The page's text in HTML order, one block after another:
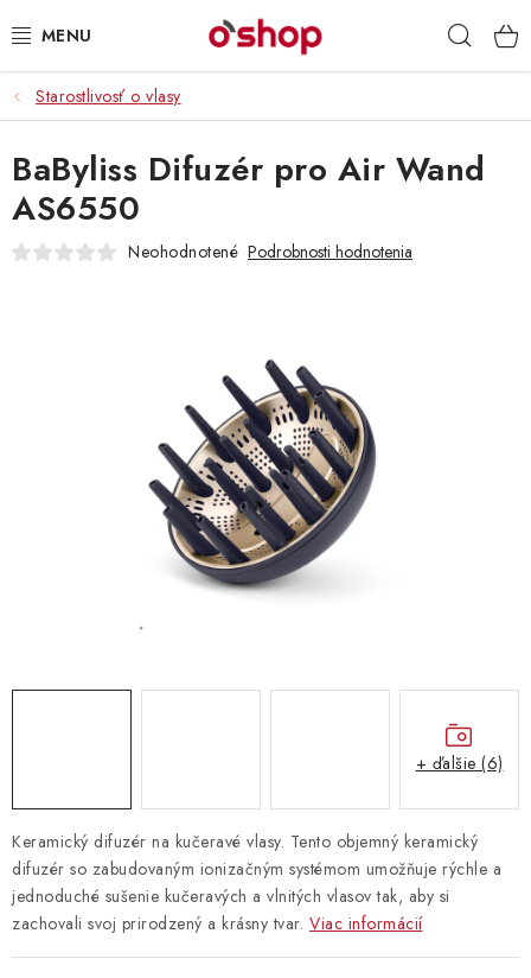
na
OSOBNÁ STAROSTLIVOSŤ
POTRAVINY
HRAČKY 🧸
Obchodné podmienky
Podmienky ochrany osobných údajov
Servis a reklamácia
Kontakty
Starostlivosť o vlasy
Keramický difuzér na kučeravé vlasy. Tento objemný keramický
difuzér so zabudovaným ionizačným systémom umožňuje rýchle a
jednoduché sušenie kučeravých a vlnitých vlasov tak, aby si
zachovali svoj prirodzený a krásny tvar. Viac informácií
BaByliss Difuzér pro Air Wand
AS6550
Neohodnotené Podrobnosti hodnotenia
+ ďalšie (6)